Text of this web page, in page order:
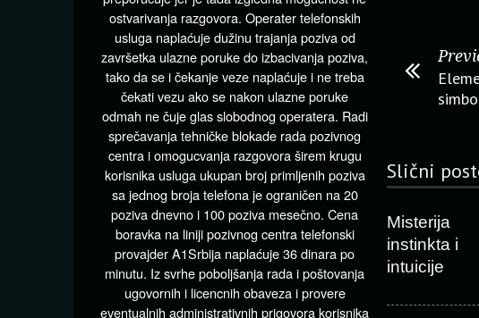
Slični
Misterija
instinkta i
intuicije
ostvarivanja razgovora. Operater telefonskih
usluga naplaćuje dužinu trajanja poziva od
završetka ulazne poruke do izbacivanja poziva,
tako da se i čekanje veze naplaćuje i ne treba
čekati vezu ako se nakon ulazne poruke
odmah ne čuje glas slobodnog operatera. Radi
sprečavanja tehničke blokade rada pozivnog
centra i omogucvanja razgovora širem krugu
korisnika usluga ukupan broj primljenih poziva
sa jednog broja telefona je ograničen na 20
poziva dnevno i 100 poziva mesečno. Cena
boravka na liniji pozivnog centra telefonski
provajder A1Srbija naplaćuje 36 dinara po
minutu. Iz svrhe poboljšanja rada i poštovanja
ugovornih i licencnih obaveza i provere
eventualnih administrativnih prigovora korisnika